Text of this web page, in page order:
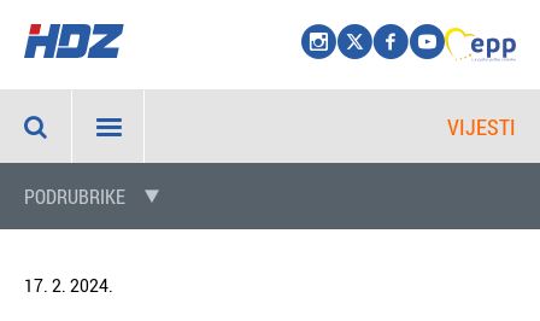
VIJESTI
PODRUBRIKE
17. 2. 2024.